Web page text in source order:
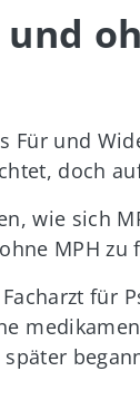
Für und
doch
wie sich
MPH zu
für